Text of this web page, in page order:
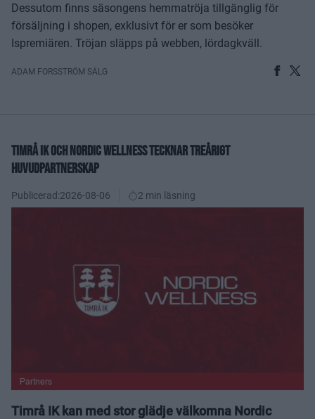
Dessutom finns säsongens hemmatröja tillgänglig för
försäljning i shopen, exklusivt för er som besöker
Ispremiären. Tröjan släpps på webben, lördagkväll.
ADAM FORSSTRÖM SÄLG
TIMRÅ IK OCH NORDIC WELLNESS TECKNAR TREÅRIGT
HUVUDPARTNERSKAP
Publicerad:2026-08-06 2 min läsning
Partners
Timrå IK kan med stor glädje välkomna Nordic